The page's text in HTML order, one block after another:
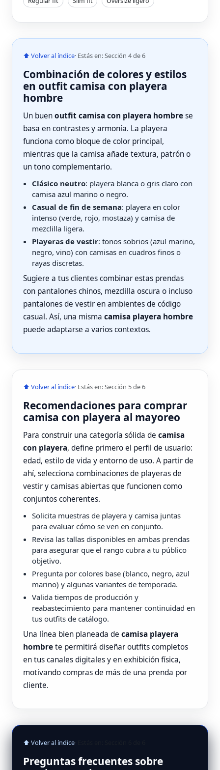
⬆ Volver al índice· Estás en: Sección 4 de 6
Combinación de colores y estilos
en outfit camisa con playera
hombre
Un buenoutfit camisa con playera hombrese
basa en contrastes y armonía. La playera
funciona como bloque de color principal,
mientras que la camisa añade textura, patrón o
un tono complementario.
Clásico neutro: playera blanca o gris claro con
camisa azul marino o negro.
Casual de fin de semana: playera en color
intenso (verde, rojo, mostaza) y camisa de
mezclilla ligera.
Playeras de vestir: tonos sobrios (azul marino,
negro, vino) con camisas en cuadros finos o
rayas discretas.
Sugiere a tus clientes combinar estas prendas
con pantalones chinos, mezclilla oscura o incluso
pantalones de vestir en ambientes de código
casual. Así, una mismacamisa playera hombre
puede adaptarse a varios contextos.
⬆ Volver al índice· Estás en: Sección 5 de 6
Recomendaciones para comprar
camisa con playera al mayoreo
Para construir una categoría sólida decamisa
con playera, define primero el perfil de usuario:
edad, estilo de vida y entorno de uso. A partir de
ahí, selecciona combinaciones de playeras de
vestir y camisas abiertas que funcionen como
conjuntos coherentes.
Solicita muestras de playera y camisa juntas
para evaluar cómo se ven en conjunto.
Revisa las tallas disponibles en ambas prendas
para asegurar que el rango cubra a tu público
objetivo.
Pregunta por colores base (blanco, negro, azul
marino) y algunas variantes de temporada.
Valida tiempos de producción y
reabastecimiento para mantener continuidad en
tus outfits de catálogo.
Una línea bien planeada decamisa playera
hombrete permitirá diseñar outfits completos
en tus canales digitales y en exhibición física,
motivando compras de más de una prenda por
cliente.
⬆ Volver al índice
Preguntas frecuentes sobre